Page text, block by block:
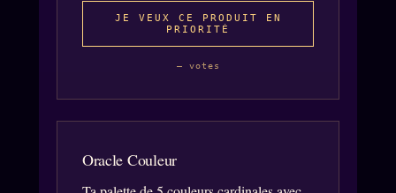
JE VEUX CE PRODUIT EN
PRIORITÉ
— votes
Oracle Couleur